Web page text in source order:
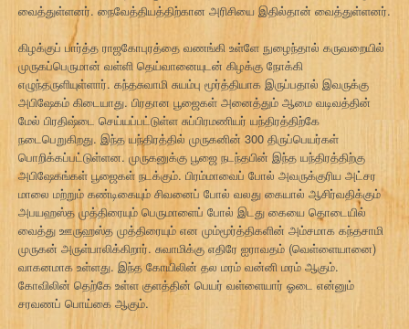
வைத்துள்ளனர். நைவேத்தியத்திற்கான அரிசியை இதில்தான் வைத்துள்ளனர்.
கிழக்குப் பார்த்த ராஜகோபுரத்தை வணங்கி உள்ளே நுழைந்தால் கருவறையில்
முருகப்பெருமான் வள்ளி தெய்வானையுடன் கிழக்கு நோக்கி
எழுந்தருளியுள்ளார். கந்தசுவாமி சுயம்பு மூர்த்தியாக இருப்பதால் இவருக்கு
அபிஷேகம் கிடையாது. பிரதான பூஜைகள் அனைத்தும் ஆமை வடிவத்தின்
மேல் பிரதிஷ்டை செய்யப்பட்டுள்ள சுப்பிரமணியர் யந்திரத்திற்கே
நடைபெறுகிறது. இந்த யந்திரத்தில் முருகனின் 300 திருப்பெயர்கள்
பொறிக்கப்பட்டுள்ளன. முருகனுக்கு பூஜை நடந்தபின் இந்த யந்திரத்திற்கு
அபிஷேகங்கள் பூஜைகள் நடக்கும். பிரம்மாவைப் போல் அவருக்குரிய அட்சர
மாலை மற்றும் கண்டிகையும் சிவனைப் போல் வலது கையால் ஆசிர்வதிக்கும்
அபயஹஸ்த முத்திரையும் பெருமாளைப் போல் இடது கையை தொடையில்
வைத்து ஊருஹஸ்த முத்திரையும் என மும்மூர்த்திகளின் அம்சமாக கந்தசாமி
முருகன் அருள்பாலிக்கிறார். சுவாமிக்கு எதிரே ஐராவதம் (வெள்ளையானை)
வாகனமாக உள்ளது. இந்த கோயிலின் தல மரம் வன்னி மரம் ஆகும்.
கோவிலின் தெற்கே உள்ள குளத்தின் பெயர் வள்ளையார் ஓடை என்னும்
சரவணப் பொய்கை ஆகும்.